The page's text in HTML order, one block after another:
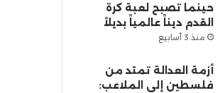
حينما تصبح لعبة كرة
القدم ديناً عالمياً بديلاً
منذ 3 أسابيع
أزمة العدالة تمتد من
فلسطين إلى الملاعب: